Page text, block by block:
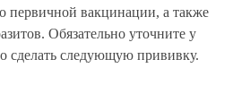
первичной вакцинации, а также
Обязательно уточните у
сделать следующую прививку.